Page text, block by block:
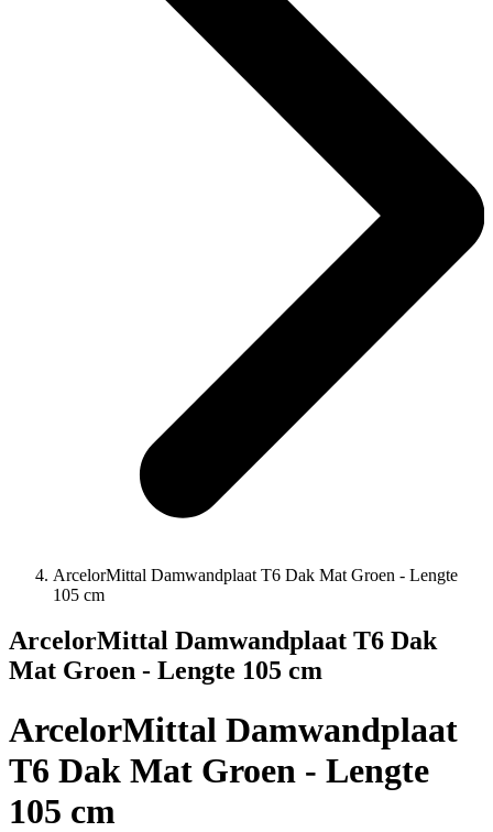
ArcelorMittal Damwandplaat T6 Dak Mat Groen - Lengte
105 cm
ArcelorMittal Damwandplaat T6 Dak
Mat Groen - Lengte 105 cm
ArcelorMittal Damwandplaat
T6 Dak Mat Groen - Lengte
105 cm